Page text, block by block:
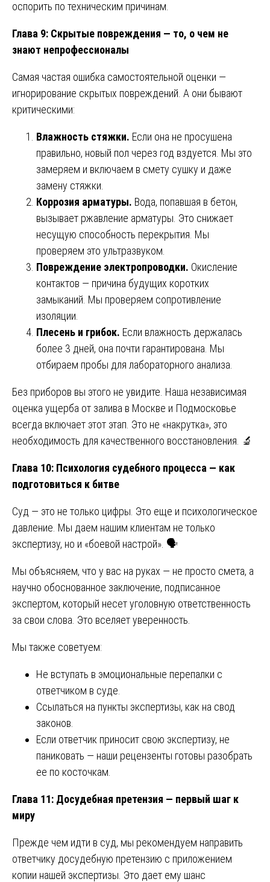
оспорить по техническим причинам.
Глава 9: Скрытые повреждения — то, о чем не
знают непрофессионалы
Самая частая ошибка самостоятельной оценки —
игнорирование скрытых повреждений. А они бывают
критическими:
Влажность стяжки. Если она не просушена
правильно, новый пол через год вздуется. Мы это
замеряем и включаем в смету сушку и даже
замену стяжки.
Коррозия арматуры. Вода, попавшая в бетон,
вызывает ржавление арматуры. Это снижает
несущую способность перекрытия. Мы
проверяем это ультразвуком.
Повреждение электропроводки. Окисление
контактов — причина будущих коротких
замыканий. Мы проверяем сопротивление
изоляции.
Плесень и грибок. Если влажность держалась
более 3 дней, она почти гарантирована. Мы
отбираем пробы для лабораторного анализа.
Без приборов вы этого не увидите. Наша независимая
оценка ущерба от залива в Москве и Подмосковье
всегда включает этот этап. Это не «накрутка», это
необходимость для качественного восстановления. 🔬
Глава 10: Психология судебного процесса — как
подготовиться к битве
Суд — это не только цифры. Это еще и психологическое
давление. Мы даем нашим клиентам не только
экспертизу, но и «боевой настрой». 🗣️
Мы объясняем, что у вас на руках — не просто смета, а
научно обоснованное заключение, подписанное
экспертом, который несет уголовную ответственность
за свои слова. Это вселяет уверенность.
Мы также советуем:
Не вступать в эмоциональные перепалки с
ответчиком в суде.
Ссылаться на пункты экспертизы, как на свод
законов.
Если ответчик приносит свою экспертизу, не
паниковать — наши рецензенты готовы разобрать
ее по косточкам.
Глава 11: Досудебная претензия — первый шаг к
миру
Прежде чем идти в суд, мы рекомендуем направить
ответчику досудебную претензию с приложением
копии нашей экспертизы. Это дает ему шанс